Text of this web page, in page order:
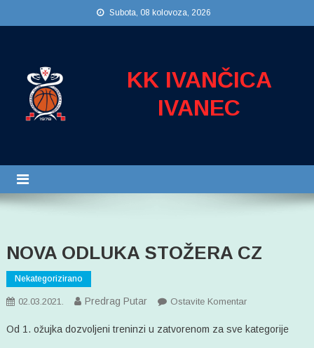
na
Subota, 08 kolovoza, 2026
KK IVANČICA
IVANEC
NOVA ODLUKA STOŽERA CZ
Nekategorizirano
02.03.2021. Predrag Putar Ostavite KomentarNa
ODLUKA
Od 1. ožujka dozvoljeni treninzi u zatvorenom za sve kategorije